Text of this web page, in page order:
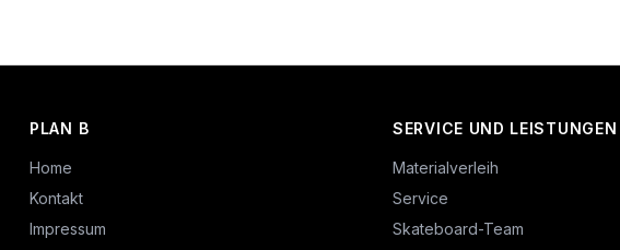
PLAN B
Home
Kontakt
Impressum
SERVICE UND LEISTUNGEN
Materialverleih
Service
Skateboard-Team